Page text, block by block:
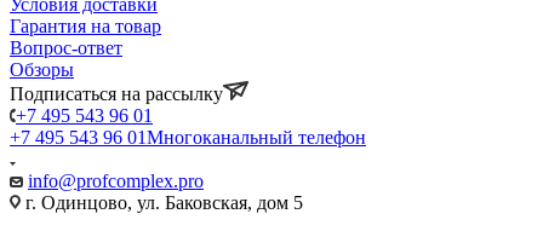
Гарантия на товар
Вопрос-ответ
Обзоры
Подписаться на рассылку
+7 495 543 96 01
+7 495 543 96 01Многоканальный телефон
info@profcomplex.pro
г. Одинцово, ул. Баковская, дом 5